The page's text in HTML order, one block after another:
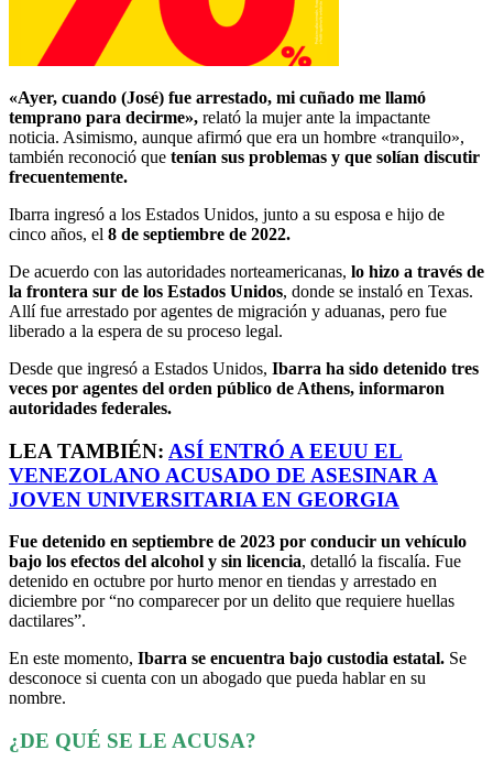
«Ayer, cuando (José) fue arrestado, mi cuñado me llamó
temprano para decirme», relató la mujer ante la impactante
noticia. Asimismo, aunque afirmó que era un hombre «tranquilo»,
también reconoció que tenían sus problemas y que solían discutir
frecuentemente.
Ibarra ingresó a los Estados Unidos, junto a su esposa e hijo de
cinco años, el 8 de septiembre de 2022.
De acuerdo con las autoridades norteamericanas, lo hizo a través de
la frontera sur de los Estados Unidos, donde se instaló en Texas.
Allí fue arrestado por agentes de migración y aduanas, pero fue
liberado a la espera de su proceso legal.
Desde que ingresó a Estados Unidos, Ibarra ha sido detenido tres
veces por agentes del orden público de Athens, informaron
autoridades federales.
LEA TAMBIÉN: ASÍ ENTRÓ A EEUU EL
VENEZOLANO ACUSADO DE ASESINAR A
JOVEN UNIVERSITARIA EN GEORGIA
Fue detenido en septiembre de 2023 por conducir un vehículo
bajo los efectos del alcohol y sin licencia, detalló la fiscalía. Fue
detenido en octubre por hurto menor en tiendas y arrestado en
diciembre por “no comparecer por un delito que requiere huellas
dactilares”.
En este momento, Ibarra se encuentra bajo custodia estatal. Se
desconoce si cuenta con un abogado que pueda hablar en su
nombre.
¿DE QUÉ SE LE ACUSA?